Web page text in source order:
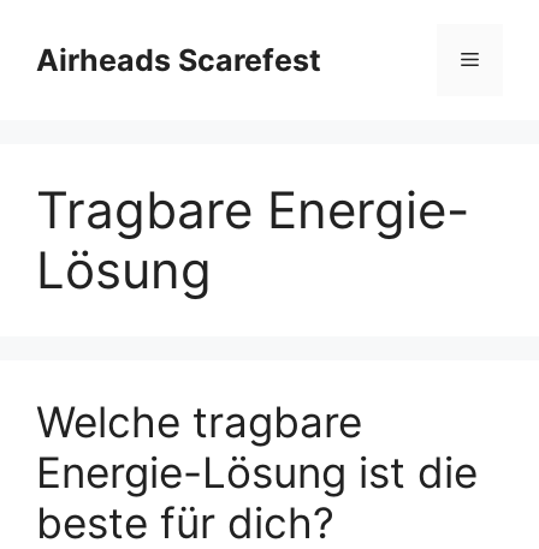
contentAirheads Scarefest Menu
Tragbare Energie-
Lösung
Welche tragbare
Energie-Lösung ist die
beste für dich?